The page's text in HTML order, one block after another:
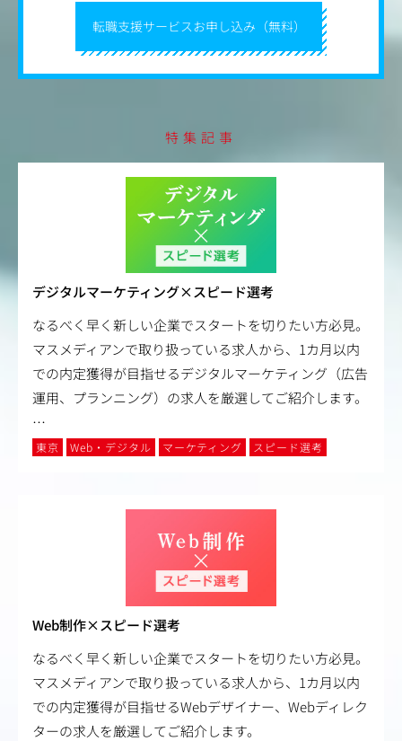
転職支援サービスお申し込み（無料）
特集記事
デジタルマーケティング×スピード選考
なるべく早く新しい企業でスタートを切りたい方必見。
マスメディアンで取り扱っている求人から、1カ月以内
での内定獲得が目指せるデジタルマーケティング（広告
運用、プランニング）の求人を厳選してご紹介します。
…
東京 Web・デジタル マーケティング スピード選考
Web制作×スピード選考
なるべく早く新しい企業でスタートを切りたい方必見。
マスメディアンで取り扱っている求人から、1カ月以内
での内定獲得が目指せるWebデザイナー、Webディレク
ターの求人を厳選してご紹介します。